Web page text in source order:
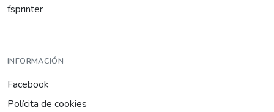
fsprinter
INFORMACIÓN
Facebook
Polícita de cookies